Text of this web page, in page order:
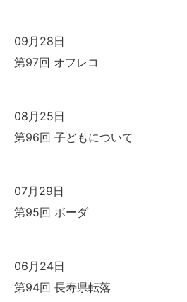
09月28日
第97回 オフレコ
08月25日
第96回 子どもについて
07月29日
第95回 ボーダ
06月24日
第94回 長寿県転落